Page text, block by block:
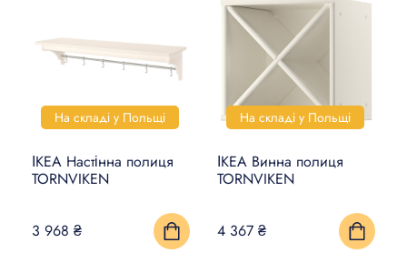
На складі у Польщі
ІКЕА Настінна полиця
TORNVIKEN
3 968 ₴
На складі у Польщі
ІКЕА Винна полиця
TORNVIKEN
4 367 ₴